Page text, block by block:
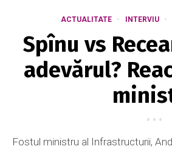
ACTUALITATE INTERVIU
Spînu vs
adevărul?
Fostul ministru al Infrastructurii,